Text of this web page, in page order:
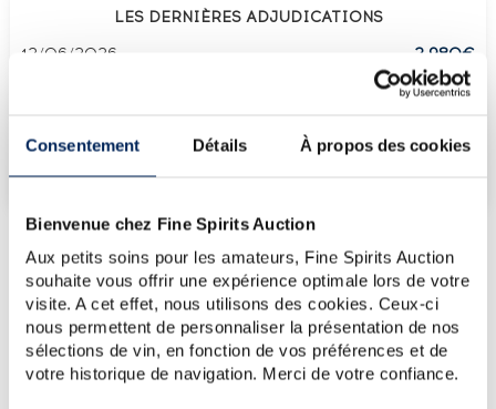
Consentement Détails À propos des cookies
Bienvenue chez Fine Spirits Auction
Aux petits soins pour les amateurs, Fine Spirits Auction
souhaite vous offrir une expérience optimale lors de votre
visite. A cet effet, nous utilisons des cookies. Ceux-ci
nous permettent de personnaliser la présentation de nos
sélections de vin, en fonction de vos préférences et de
votre historique de navigation. Merci de votre confiance.
LES DERNIÈRES ADJUDICATIONS
12/06/2026
2 980€
PRÉSENTATION DU LOT
SAINT JAMES 1936 OF. (50CL.)
LA CUVÉE